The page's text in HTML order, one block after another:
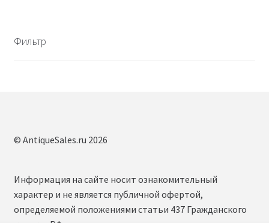
Фильтр
© AntiqueSales.ru 2026
Информация на сайте носит ознакомительный
характер и не является публичной офертой,
определяемой положениями статьи 437 Гражданского